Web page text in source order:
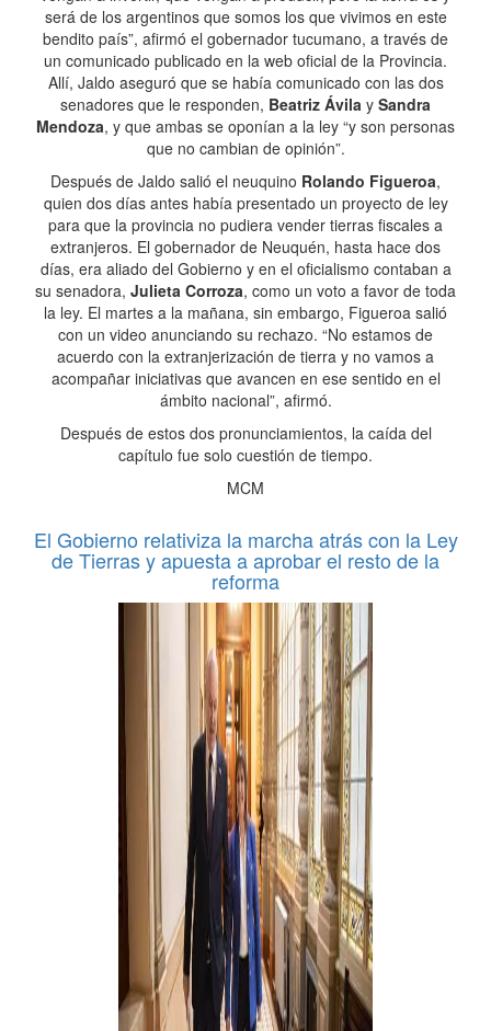
será de los argentinos que somos los que vivimos en este
bendito país”, afirmó el gobernador tucumano, a través de
un comunicado publicado en la web oficial de la Provincia.
Allí, Jaldo aseguró que se había comunicado con las dos
senadores que le responden, Beatriz Ávila y Sandra
Mendoza, y que ambas se oponían a la ley “y son personas
que no cambian de opinión”.
Después de Jaldo salió el neuquino Rolando Figueroa,
quien dos días antes había presentado un proyecto de ley
para que la provincia no pudiera vender tierras fiscales a
extranjeros. El gobernador de Neuquén, hasta hace dos
días, era aliado del Gobierno y en el oficialismo contaban a
su senadora, Julieta Corroza, como un voto a favor de toda
la ley. El martes a la mañana, sin embargo, Figueroa salió
con un video anunciando su rechazo. “No estamos de
acuerdo con la extranjerización de tierra y no vamos a
acompañar iniciativas que avancen en ese sentido en el
ámbito nacional”, afirmó.
Después de estos dos pronunciamientos, la caída del
capítulo fue solo cuestión de tiempo.
MCM
El Gobierno relativiza la marcha atrás con la Ley
de Tierras y apuesta a aprobar el resto de la
reforma